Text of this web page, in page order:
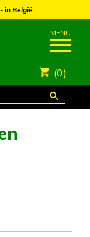
in België
(0)